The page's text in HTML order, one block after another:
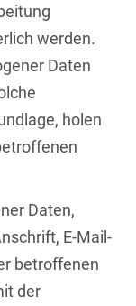
werden.
Daten
holen
Daten,
E-Mail-
betroffenen
der